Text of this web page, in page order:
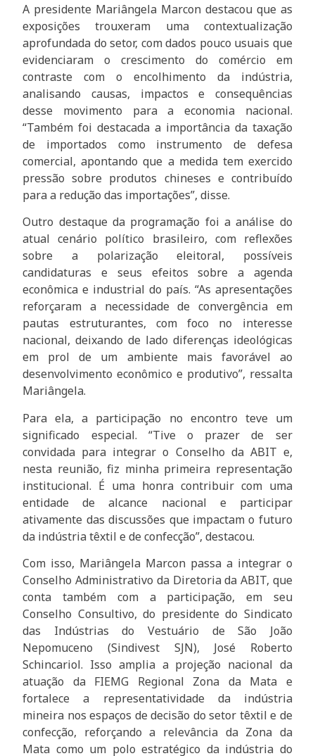
A presidente Mariângela Marcon destacou que as
exposições trouxeram uma contextualização
aprofundada do setor, com dados pouco usuais que
evidenciaram o crescimento do comércio em
contraste com o encolhimento da indústria,
analisando causas, impactos e consequências
desse movimento para a economia nacional.
“Também foi destacada a importância da taxação
de importados como instrumento de defesa
comercial, apontando que a medida tem exercido
pressão sobre produtos chineses e contribuído
para a redução das importações”, disse.
Outro destaque da programação foi a análise do
atual cenário político brasileiro, com reflexões
sobre a polarização eleitoral, possíveis
candidaturas e seus efeitos sobre a agenda
econômica e industrial do país. “As apresentações
reforçaram a necessidade de convergência em
pautas estruturantes, com foco no interesse
nacional, deixando de lado diferenças ideológicas
em prol de um ambiente mais favorável ao
desenvolvimento econômico e produtivo”, ressalta
Mariângela.
Para ela, a participação no encontro teve um
significado especial. “Tive o prazer de ser
convidada para integrar o Conselho da ABIT e,
nesta reunião, fiz minha primeira representação
institucional. É uma honra contribuir com uma
entidade de alcance nacional e participar
ativamente das discussões que impactam o futuro
da indústria têxtil e de confecção”, destacou.
Com isso, Mariângela Marcon passa a integrar o
Conselho Administrativo da Diretoria da ABIT, que
conta também com a participação, em seu
Conselho Consultivo, do presidente do Sindicato
das Indústrias do Vestuário de São João
Nepomuceno (Sindivest SJN), José Roberto
Schincariol. Isso amplia a projeção nacional da
atuação da FIEMG Regional Zona da Mata e
fortalece a representatividade da indústria
mineira nos espaços de decisão do setor têxtil e de
confecção, reforçando a relevância da Zona da
Mata como um polo estratégico da indústria do